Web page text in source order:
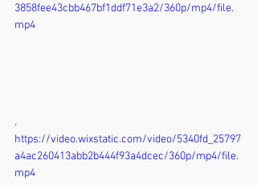
3858fee43cbb467bf1ddf71e3a2/360p/mp4/file.
mp4
,
https://video.wixstatic.com/video/5340fd_25797
a4ac260413abb2b444f93a4dcec/360p/mp4/file.
mp4